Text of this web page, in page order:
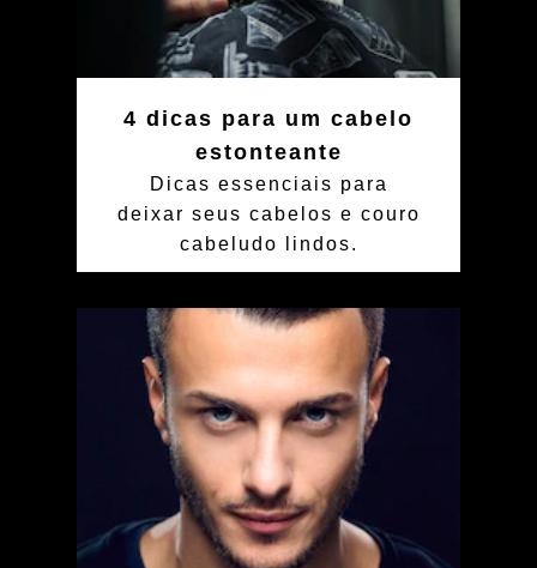
4 dicas para um cabelo
estonteante
Dicas essenciais para
deixar seus cabelos e couro
cabeludo lindos.